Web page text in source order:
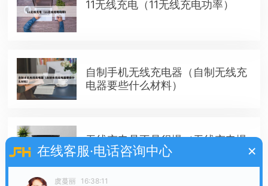
11无线充电（11无线充电功率）
自制手机无线充电器（自制无线充
电器要些什么材料）
无线充电是不是很慢（无线充电慢
不慢）
在线客服·电话咨询中心 ×
虞蔓丽 16:38:11